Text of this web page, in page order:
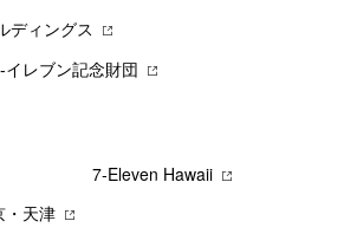
ディングス
レブン記念財団
7‐Eleven Hawaii
・天津